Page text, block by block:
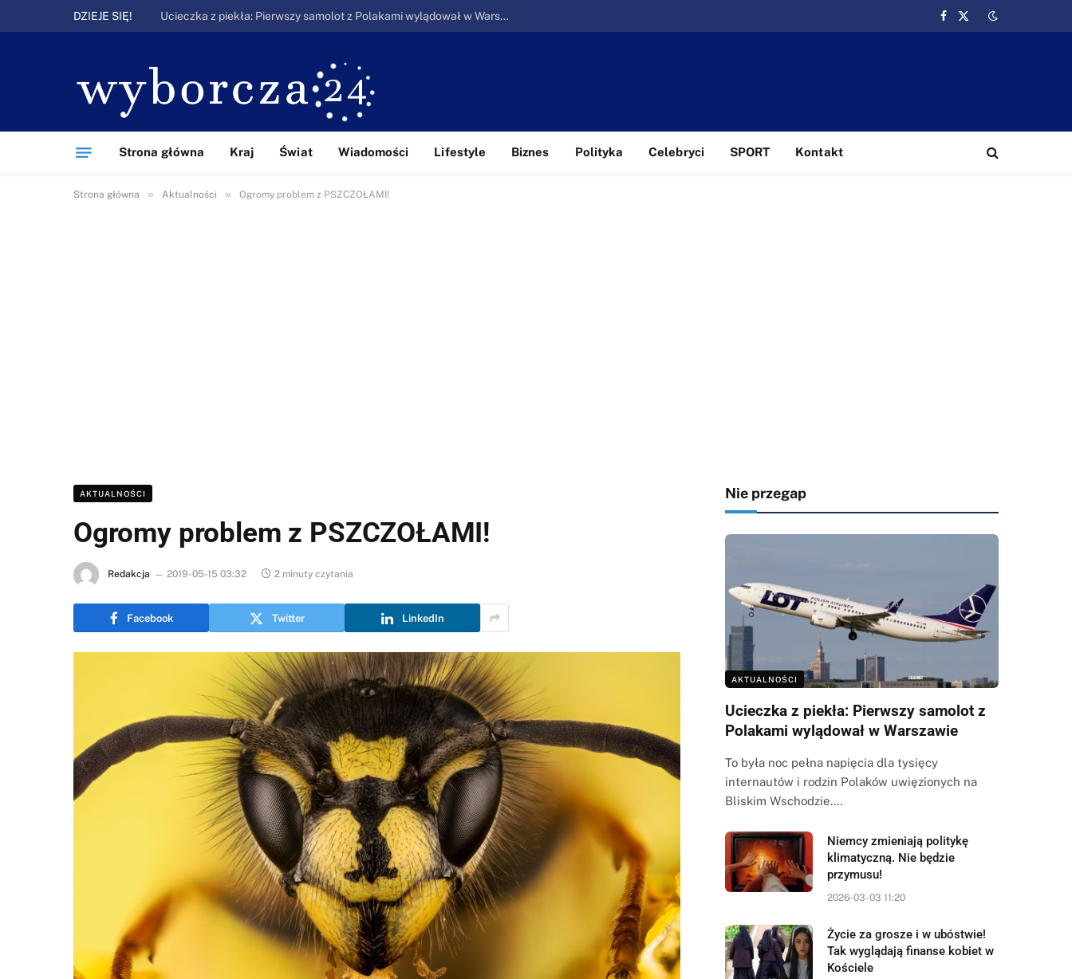
DZIEJE SIĘ! Ucieczka z piekła: Pierwszy samolot z Polakami wylądował w Warszawie
Facebook
X
Strona główna Kraj Świat Wiadomości Lifestyle Biznes Polityka Celebryci SPORT Kontakt
Strona główna » Aktualności » Ogromy problem z PSZCZOŁAMI!
AKTUALNOŚCI
Ogromy problem z PSZCZOŁAMI!
Redakcja 2019-05-15 03:32 2 minuty czytania
Facebook Twitter LinkedIn
Nie przegap
AKTUALNOŚCI
Ucieczka z piekła: Pierwszy samolot z
Polakami wylądował w Warszawie
To była noc pełna napięcia dla tysięcy
internautów i rodzin Polaków uwięzionych na
Bliskim Wschodzie.…
Niemcy zmieniają politykę
klimatyczną. Nie będzie
przymusu!
2026-03-03 11:20
Życie za grosze i w ubóstwie!
Tak wyglądają finanse kobiet w
Kościele